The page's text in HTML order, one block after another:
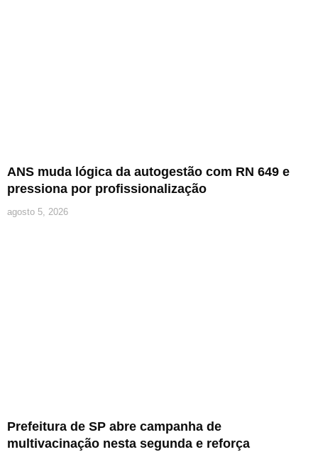
ANS muda lógica da autogestão com RN 649 e
pressiona por profissionalização
agosto 5, 2026
Prefeitura de SP abre campanha de
multivacinação nesta segunda e reforça